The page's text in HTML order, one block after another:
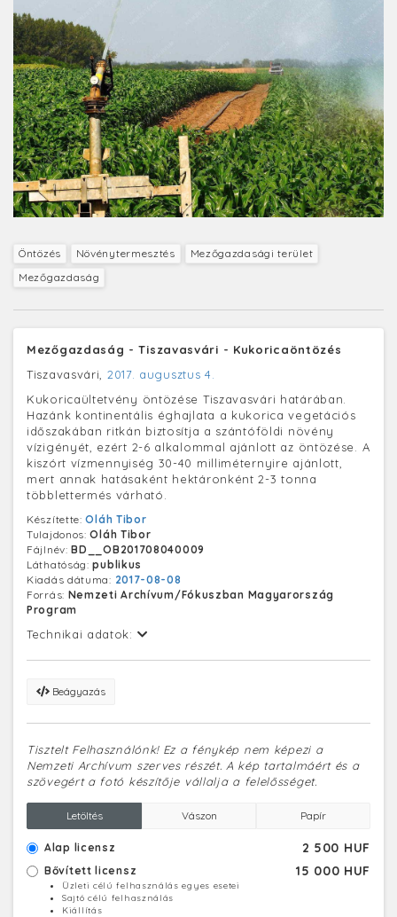
Öntözés Növénytermesztés
Mezőgazdasági terület
Mezőgazdaság
Mezőgazdaság - Tiszavasvári - Kukoricaöntözés
Tiszavasvári, 2017. augusztus 4.
Kukoricaültetvény öntözése Tiszavasvári határában.
Hazánk kontinentális éghajlata a kukorica vegetációs
időszakában ritkán biztosítja a szántóföldi növény
vízigényét, ezért 2-6 alkalommal ajánlott az öntözése. A
kiszórt vízmennyiség 30-40 milliméternyire ajánlott,
mert annak hatásaként hektáronként 2-3 tonna
többlettermés várható.
Készítette:Oláh Tibor
Tulajdonos:Oláh Tibor
Fájlnév:BD__OB201708040009
Láthatóság:publikus
Kiadás dátuma: 2017-08-08
Forrás: Nemzeti Archívum/Fókuszban Magyarország
Program
Technikai adatok:
Beágyazás
Tisztelt Felhasználónk! Ez a fénykép nem képezi a
Nemzeti Archívum szerves részét. A kép tartalmáért és a
szövegért a fotó készítője vállalja a felelősséget.
Letöltés Vászon Papír
Alap licensz 2 500 HUF
Bővített licensz 15 000 HUF
Üzleti célú felhasználás egyes esetei
Sajtó célú felhasználás
Kiállítás